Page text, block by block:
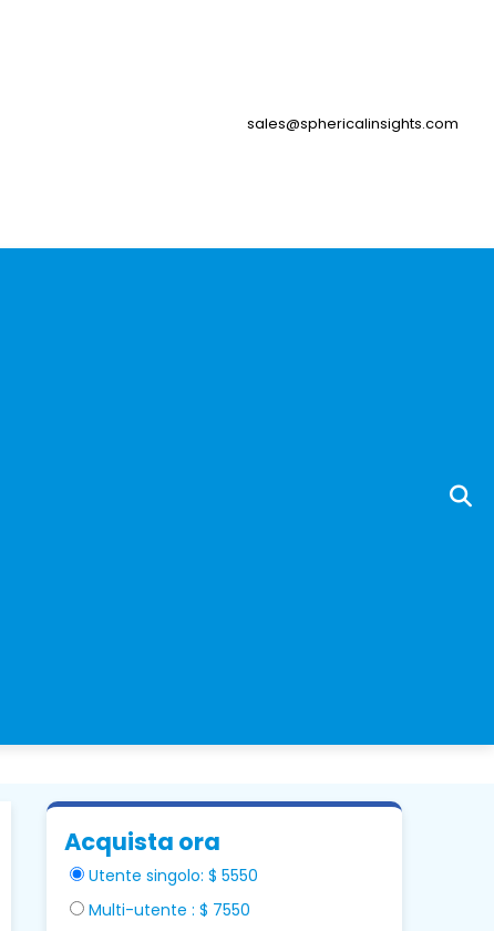
sales@sphericalinsights.com
Acquista ora
Utente singolo: $ 5550
Multi-utente : $ 7550